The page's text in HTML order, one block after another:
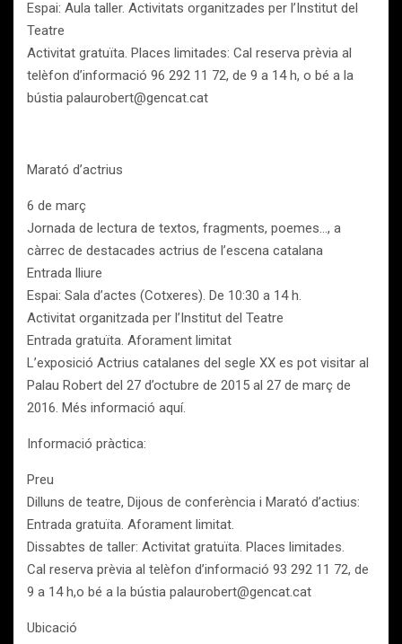
Espai: Aula taller. Activitats organitzades per l’Institut del
Teatre
Activitat gratuïta. Places limitades: Cal reserva prèvia al
telèfon d’informació 96 292 11 72, de 9 a 14 h, o bé a la
bústia palaurobert@gencat.cat
Marató d’actrius
6 de març
Jornada de lectura de textos, fragments, poemes…, a
càrrec de destacades actrius de l’escena catalana
Entrada lliure
Espai: Sala d’actes (Cotxeres). De 10:30 a 14 h.
Activitat organitzada per l’Institut del Teatre
Entrada gratuïta. Aforament limitat
L’exposició Actrius catalanes del segle XX es pot visitar al
Palau Robert del 27 d’octubre de 2015 al 27 de març de
2016. Més informació aquí.
Informació pràctica:
Preu
Dilluns de teatre, Dijous de conferència i Marató d’actius:
Entrada gratuïta. Aforament limitat.
Dissabtes de taller: Activitat gratuïta. Places limitades.
Cal reserva prèvia al telèfon d’informació 93 292 11 72, de
9 a 14 h,o bé a la bústia palaurobert@gencat.cat
Ubicació